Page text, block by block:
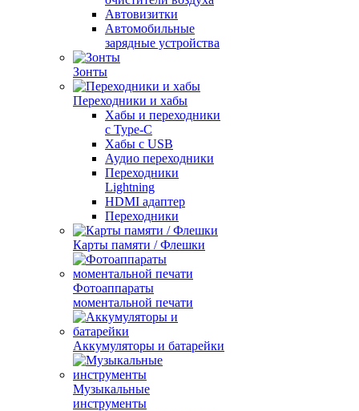
Автовизитки
Автомобильные
зарядные устройства
Зонты
Переходники и хабы
Хабы и переходники
с Type-C
Хабы с USB
Аудио переходники
Переходники
Lightning
HDMI адаптер
Переходники
Карты памяти / Флешки
Фотоаппараты
моментальной печати
Аккумуляторы и батарейки
Музыкальные
инструменты